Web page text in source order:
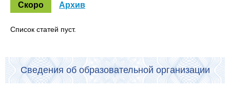
Скоро Архив
Список статей пуст.
Сведения об образовательной организации